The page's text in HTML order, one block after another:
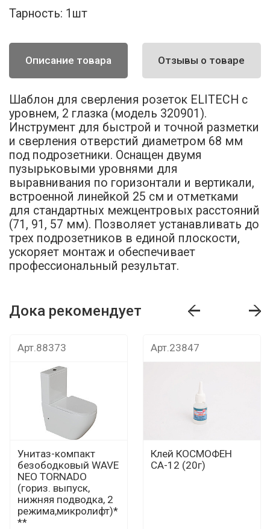
Тарность: 1шт
Описание товара Отзывы о товаре
Шаблон для сверления розеток ELITECH с
уровнем, 2 глазка (модель 320901).
Инструмент для быстрой и точной разметки
и сверления отверстий диаметром 68 мм
под подрозетники. Оснащен двумя
пузырьковыми уровнями для
выравнивания по горизонтали и вертикали,
встроенной линейкой 25 см и отметками
для стандартных межцентровых расстояний
(71, 91, 57 мм). Позволяет устанавливать до
трех подрозетников в единой плоскости,
ускоряет монтаж и обеспечивает
профессиональный результат.
Дока рекомендует
Арт.88373
Унитаз-компакт
безободковый WAVE
NEO TORNADO
(гориз. выпуск,
нижняя подводка, 2
режима,микролифт)*
**
Арт.23847
Клей КОСМОФЕН
СА-12 (20г)
Дока рекомендует Дока